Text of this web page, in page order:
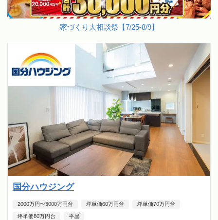
家づくり大相談祭【7/25-8/9】
国分ハウジング
2000万円〜3000万円台 坪単価60万円台 坪単価70万円台
坪単価80万円台 平屋